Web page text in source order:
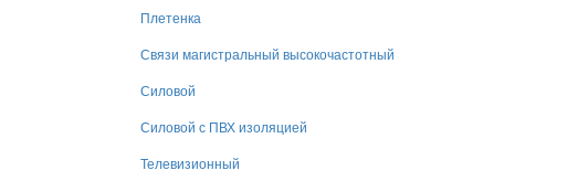
Плетенка
Связи магистральный высокочастотный
Силовой
Силовой с ПВХ изоляцией
Телевизионный